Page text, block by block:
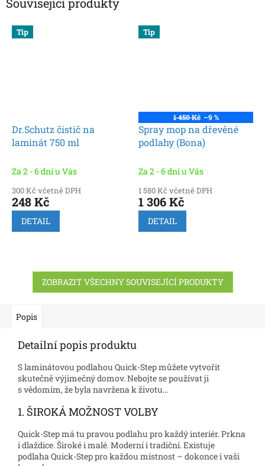
Související produkty
Tip
Dr.Schutz čistič na
laminát 750 ml
Za 2 - 6 dní u Vás
300 Kč včetně DPH
248 Kč
DETAIL
Tip
1 450 Kč –9 %
Spray mop na dřevěné
podlahy (Bona)
Za 2 - 6 dní u Vás
1 580 Kč včetně DPH
1 306 Kč
DETAIL
ZOBRAZIT VŠECHNY SOUVISEJÍCÍ PRODUKTY
Popis
Detailní popis produktu
S laminátovou podlahou Quick-Step můžete vytvořit
skutečně výjimečný domov. Nebojte se používat ji
s vědomím, že byla navržena k životu…
1. ŠIROKÁ MOŽNOST VOLBY
Quick-Step má tu pravou podlahu pro každý interiér. Prkna
i dlaždice. Široké i malé. Moderní i tradiční. Existuje
podlaha Quick-Step pro každou místnost – dokonce i vaši